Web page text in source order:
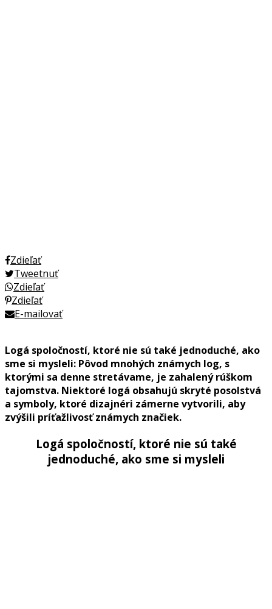
Zdieľať
Tweetnuť
Zdieľať
Zdieľať
E-mailovať
Logá spoločností, ktoré nie sú také jednoduché, ako
sme si mysleli: Pôvod mnohých známych log, s
ktorými sa denne stretávame, je zahalený rúškom
tajomstva. Niektoré logá obsahujú skryté posolstvá
a symboly, ktoré dizajnéri zámerne vytvorili, aby
zvýšili príťažlivosť známych značiek.
Logá spoločností, ktoré nie sú také
jednoduché, ako sme si mysleli